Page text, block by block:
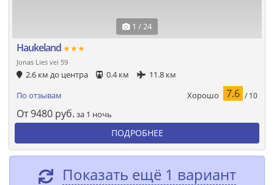
1 / 24
Haukeland ★★★
Jonas Lies vei 59
2.6 км до центра 0.4 км
11.8 км
По отзывам
Хорошо 7.6 / 10
От9480 руб. за 1 ночь
ПОДРОБНЕЕ
Показать ещё 1 вариант